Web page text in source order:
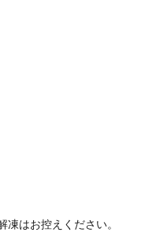
はお控えください。